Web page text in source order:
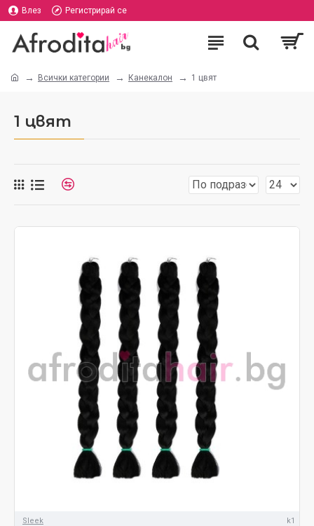
Влез Регистрирай се
Всички категории Канекалон 1 цвят
1 цвят
Sleek k1